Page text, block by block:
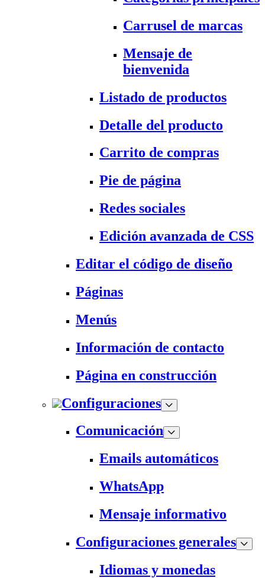
Carrusel de marcas
Mensaje de
bienvenida
Listado de productos
Detalle del producto
Carrito de compras
Pie de página
Redes sociales
Edición avanzada de CSS
Editar el código de diseño
Páginas
Menús
Información de contacto
Página en construcción
Configuraciones
Comunicación
Emails automáticos
WhatsApp
Mensaje informativo
Configuraciones generales
Idiomas y monedas